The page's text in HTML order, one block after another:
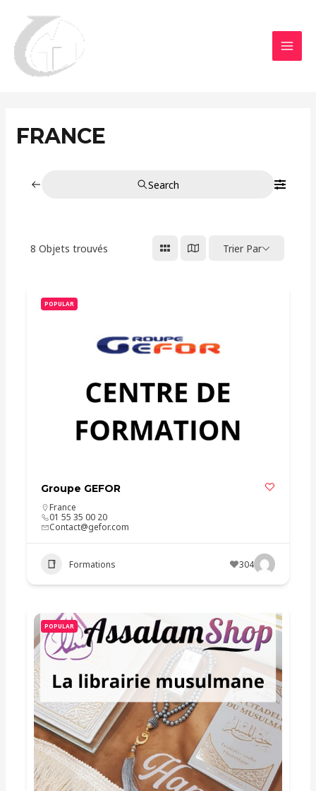
contenu
FRANCE
Search
8 Objets trouvés Trier Par
POPULAR
Groupe GEFOR
France
01 55 35 00 20
Contact@gefor.com
Formations 304
POPULAR